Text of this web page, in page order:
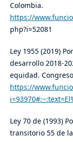
Colombia.
https://
php?i=52081
Ley 1955 (2019)
desarrollo 2018-
equidad.
https://
Ley 70 de (1993)
transitorio 55 de